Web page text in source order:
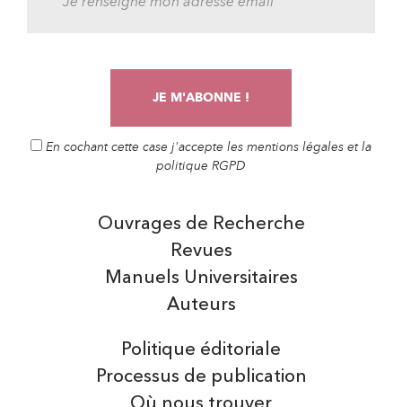
En cochant cette case j'accepte les mentions légales et la
politique RGPD
Auteurs
Manuels Universitaires
Ouvrages de Recherche
Revues
Politique éditoriale
Processus de publication